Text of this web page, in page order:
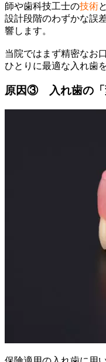
師や歯科技工士の技術と
設計段階のわずかな誤
響します。
当院ではまず精密なお
ひとりに最適な入れ歯
原因③ 入れ歯の「